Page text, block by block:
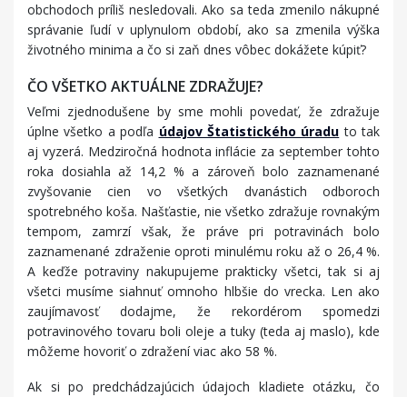
obchodoch príliš nesledovali. Ako sa teda zmenilo nákupné
správanie ľudí v uplynulom období, ako sa zmenila výška
životného minima a čo si zaň dnes vôbec dokážete kúpiť?
ČO VŠETKO AKTUÁLNE ZDRAŽUJE?
Veľmi zjednodušene by sme mohli povedať, že zdražuje
úplne všetko a podľa údajov Štatistického úradu to tak
aj vyzerá. Medziročná hodnota inflácie za september tohto
roka dosiahla až 14,2 % a zároveň bolo zaznamenané
zvyšovanie cien vo všetkých dvanástich odboroch
spotrebného koša. Našťastie, nie všetko zdražuje rovnakým
tempom, zamrzí však, že práve pri potravinách bolo
zaznamenané zdraženie oproti minulému roku až o 26,4 %.
A keďže potraviny nakupujeme prakticky všetci, tak si aj
všetci musíme siahnuť omnoho hlbšie do vrecka. Len ako
zaujímavosť dodajme, že rekordérom spomedzi
potravinového tovaru boli oleje a tuky (teda aj maslo), kde
môžeme hovoriť o zdražení viac ako 58 %.
Ak si po predchádzajúcich údajoch kladiete otázku, čo